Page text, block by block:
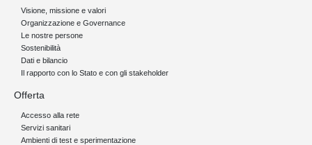
Visione, missione e valori
Organizzazione e Governance
Le nostre persone
Sostenibilità
Dati e bilancio
Il rapporto con lo Stato e con gli stakeholder
Offerta
Accesso alla rete
Servizi sanitari
Ambienti di test e sperimentazione